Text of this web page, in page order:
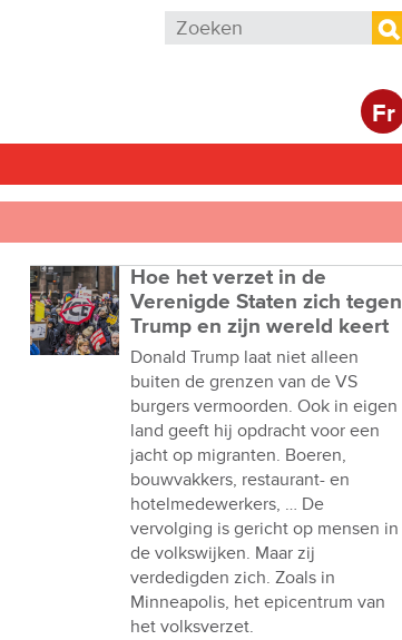
Zoekveld
Zoeken
Fr
Hoe het verzet in de
Verenigde Staten zich tegen
Trump en zijn wereld keert
Donald Trump laat niet alleen
buiten de grenzen van de VS
burgers vermoorden. Ook in eigen
land geeft hij opdracht voor een
jacht op migranten. Boeren,
bouwvakkers, restaurant- en
hotelmedewerkers, … De
vervolging is gericht op mensen in
de volkswijken. Maar zij
verdedigden zich. Zoals in
Minneapolis, het epicentrum van
het volksverzet.